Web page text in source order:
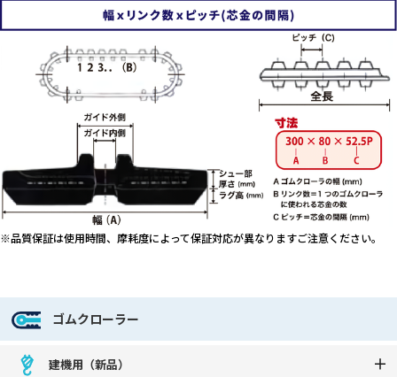
※品質保証は使用時間、摩耗度によって保証対応が異なりますご注意ください。
ゴムクローラー
建機用（新品）